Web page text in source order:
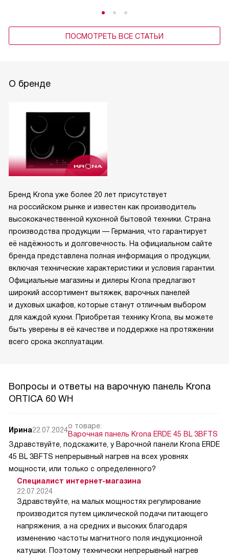
ПОСМОТРЕТЬ ВСЕ СТАТЬИ
О бренде
Бренд Krona уже более 20 лет присутствует
на российском рынке и известен как производитель
высококачественной кухонной бытовой техники. Страна
производства продукции — Германия, что гарантирует
её надёжность и долговечность. На официальном сайте
бренда представлена полная информация о продукции,
включая технические характеристики и условия гарантии.
Официальные магазины и дилеры Krona предлагают
широкий ассортимент вытяжек, варочных панелей
и духовых шкафов, которые станут отличным выбором
для каждой кухни. Приобретая технику Krona, вы можете
быть уверены в её качестве и поддержке на протяжении
всего срока эксплуатации.
Вопросы и ответы на варочную панель Krona
ORTICA 60 WH
Ирина22.07.2024о товаре:
Варочная панель Krona ERDE 45 BL 3BFTS
Здравствуйте, подскажите, у Варочной панели Krona ERDE
45 BL 3BFTS непрерывный нагрев на всех уровнях
мощности, или только с определенного?
Специалист интернет-магазина
22.07.2024
Здравствуйте, на малых мощностях регулирование
производится путем циклической подачи питающего
напряжения, а на средних и высоких благодаря
изменению частоты магнитного поля индукционной
катушки. Поэтому технически непрерывный нагрев